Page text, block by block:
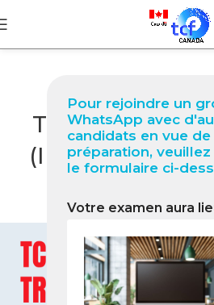
Pour rejoindre un
WhatsApp avec
candidats en vue de
préparation,
le formulaire ci-
Votre examen aura
BLOG
TCF Canada à
(Inde) Guide
NabilOn février